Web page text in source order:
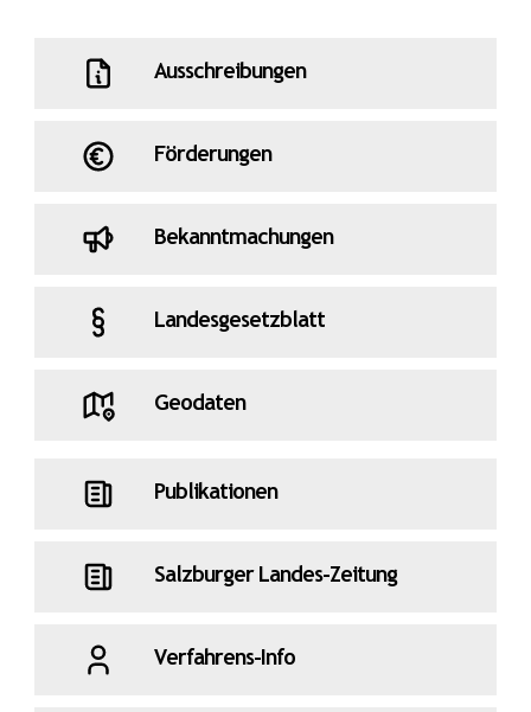
Ausschreibungen
Förderungen
Bekanntmachungen
Landesgesetzblatt
Geodaten
Publikationen
Salzburger Landes-Zeitung
Verfahrens-Info